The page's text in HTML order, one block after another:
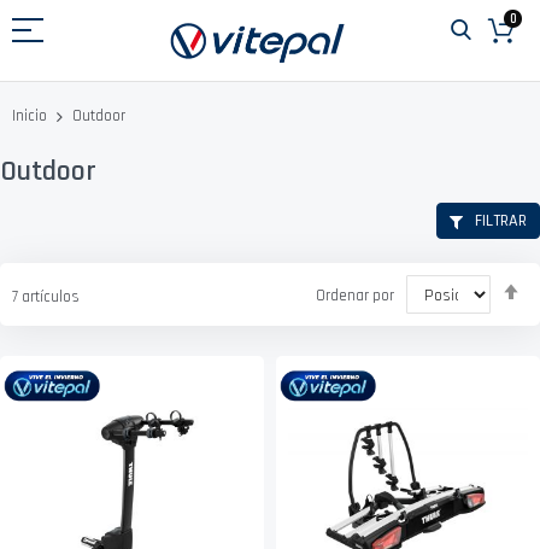
al
0
Inicio Outdoor
Outdoor
7 artículos Ordenar por
FILTRAR